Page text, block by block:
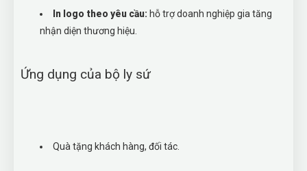
In logo theo yêu cầu: hỗ trợ doanh nghiệp gia tăng
nhận diện thương hiệu.
Ứng dụng của bộ ly sứ
Quà tặng khách hàng, đối tác.